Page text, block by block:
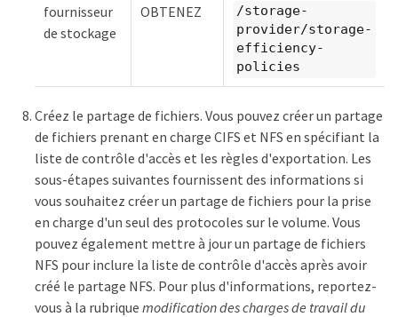
fournisseur
de stockage
OBTENEZ
/storage-
provider/storage-
efficiency-
policies
Créez le partage de fichiers. Vous pouvez créer un partage
de fichiers prenant en charge CIFS et NFS en spécifiant la
liste de contrôle d'accès et les règles d'exportation. Les
sous-étapes suivantes fournissent des informations si
vous souhaitez créer un partage de fichiers pour la prise
en charge d'un seul des protocoles sur le volume. Vous
pouvez également mettre à jour un partage de fichiers
NFS pour inclure la liste de contrôle d'accès après avoir
créé le partage NFS. Pour plus d'informations, reportez-
vous à la rubrique modification des charges de travail du